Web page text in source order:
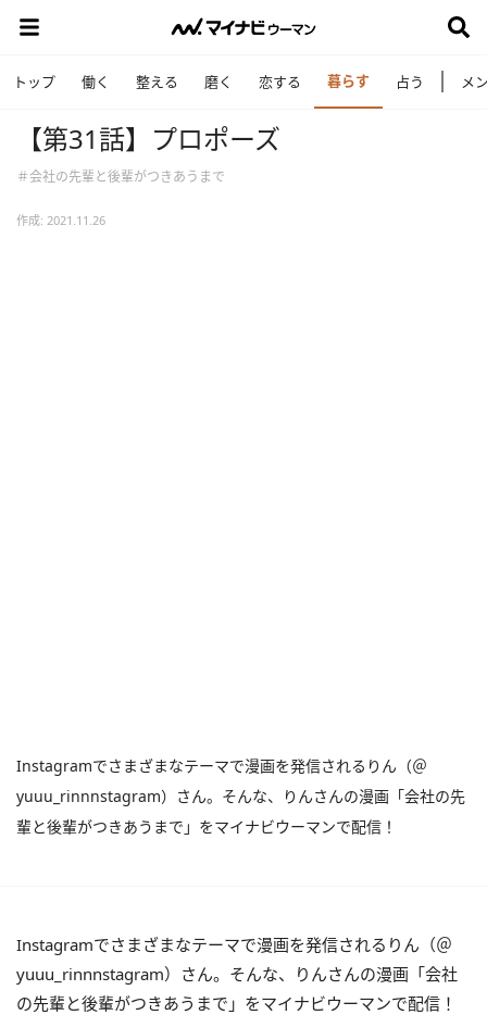
トップ 働く 整える 磨く 恋する 暮らす 占う メ
【第31話】プロポーズ
＃会社の先輩と後輩がつきあうまで
作成: 2021.11.26
Instagramでさまざまなテーマで漫画を発信されるりん（＠
yuuu_rinnnstagram）さん。そんな、りんさんの漫画「会社の先
輩と後輩がつきあうまで」をマイナビウーマンで配信！
Instagramでさまざまなテーマで漫画を発信されるりん（＠
yuuu_rinnnstagram）さん。そんな、りんさんの漫画「会社
の先輩と後輩がつきあうまで」をマイナビウーマンで配信！